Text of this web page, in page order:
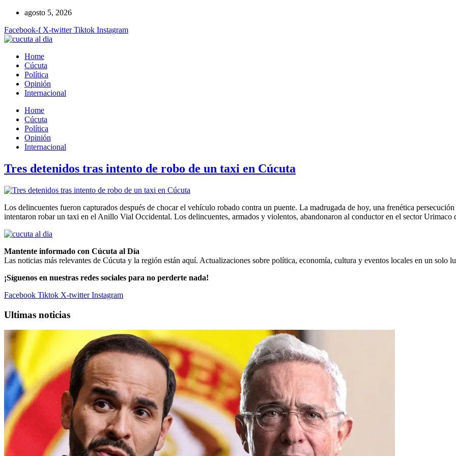
contenido
agosto 5, 2026
Facebook-f X-twitter Tiktok Instagram
Home
Cúcuta
Política
Opinión
Internacional
Home
Cúcuta
Política
Opinión
Internacional
Tres detenidos tras intento de robo de un taxi en Cúcuta
Los delincuentes fueron capturados después de chocar el vehículo robado contra un puente. La madrugada de hoy, una frenética
intentaron robar un taxi en el Anillo Vial Occidental. Los delincuentes, armados y violentos, abandonaron al conductor en el sector
Mantente informado con Cúcuta al Día
Las noticias más relevantes de Cúcuta y la región están aquí. Actualizaciones sobre política, economía, cultura y eventos locales en un solo
¡Síguenos en nuestras redes sociales para no perderte nada!
Facebook Tiktok X-twitter Instagram
Ultimas noticias